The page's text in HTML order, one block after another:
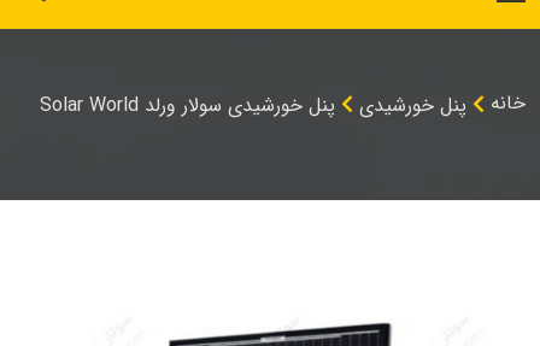
خانه پنل خورشیدی پنل خورشیدی سولار ورلد Solar World